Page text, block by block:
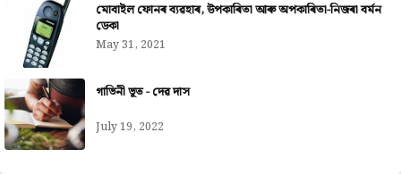
মোবাইল ফোনৰ ব্যৱহাৰ, উপকাৰিতা আৰু অপকাৰিতা-নিজৰা বৰ্মন
ডেকা
May 31, 2021
গাভিনী ভূত - দেৱ দাস
July 19, 2022